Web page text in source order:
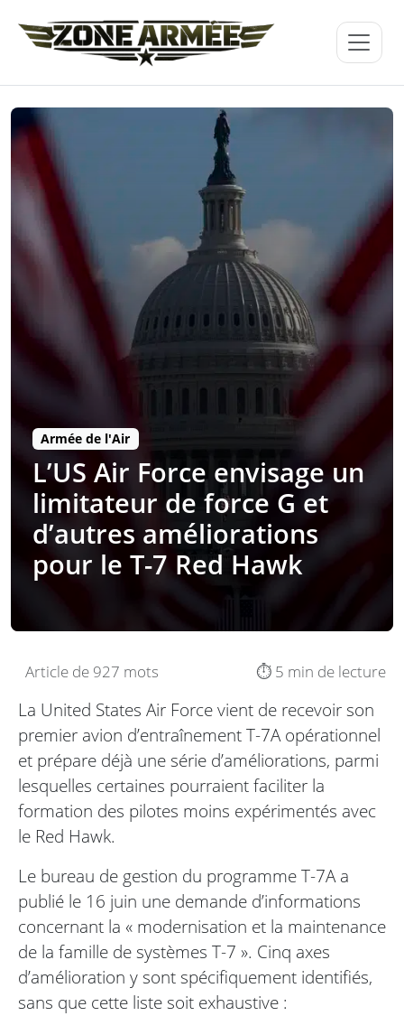
Armée de l'Air
L’US Air Force envisage un
limitateur de force G et
d’autres améliorations
pour le T-7 Red Hawk
Article de 927 mots ⏱️ 5 min de lecture
La United States Air Force vient de recevoir son
premier avion d’entraînement T-7A opérationnel
et prépare déjà une série d’améliorations, parmi
lesquelles certaines pourraient faciliter la
formation des pilotes moins expérimentés avec
le Red Hawk.
Le bureau de gestion du programme T-7A a
publié le 16 juin une demande d’informations
concernant la « modernisation et la maintenance
de la famille de systèmes T-7 ». Cinq axes
d’amélioration y sont spécifiquement identifiés,
sans que cette liste soit exhaustive :